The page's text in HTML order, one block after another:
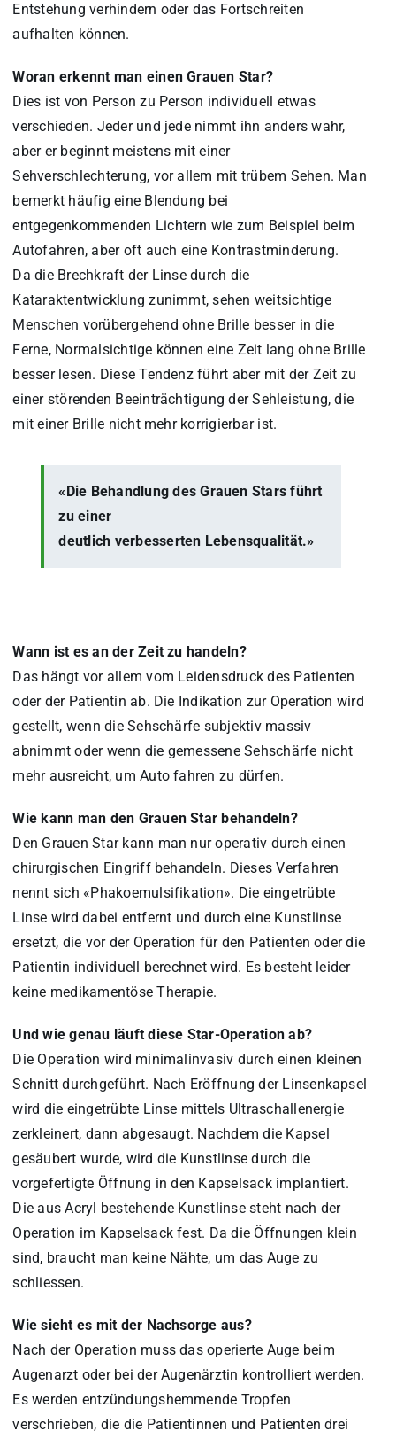
Entstehung verhindern oder das Fortschreiten
aufhalten können.
Woran erkennt man einen Grauen Star?
Dies ist von Person zu Person individuell etwas
verschieden. Jeder und jede nimmt ihn anders wahr,
aber er beginnt meistens mit einer
Sehverschlechterung, vor allem mit trübem Sehen. Man
bemerkt häufig eine Blendung bei
entgegenkommenden Lichtern wie zum Beispiel beim
Autofahren, aber oft auch eine Kontrastminderung.
Da die Brechkraft der Linse durch die
Kataraktentwicklung zunimmt, sehen weitsichtige
Menschen vorübergehend ohne Brille besser in die
Ferne, Normalsichtige können eine Zeit lang ohne Brille
besser lesen. Diese Tendenz führt aber mit der Zeit zu
einer störenden Beeinträchtigung der Sehleistung, die
mit einer Brille nicht mehr korrigierbar ist.
«Die Behandlung des Grauen Stars führt
zu einer
deutlich verbesserten Lebensqualität.»
Wann ist es an der Zeit zu handeln?
Das hängt vor allem vom Leidensdruck des Patienten
oder der Patientin ab. Die Indikation zur Operation wird
gestellt, wenn die Sehschärfe subjektiv massiv
abnimmt oder wenn die gemessene Sehschärfe nicht
mehr ausreicht, um Auto fahren zu dürfen.
Wie kann man den Grauen Star behandeln?
Den Grauen Star kann man nur operativ durch einen
chirurgischen Eingriff behandeln. Dieses Verfahren
nennt sich «Phakoemulsifikation». Die eingetrübte
Linse wird dabei entfernt und durch eine Kunstlinse
ersetzt, die vor der Operation für den Patienten oder die
Patientin individuell berechnet wird. Es besteht leider
keine medikamentöse Therapie.
Und wie genau läuft diese Star-Operation ab?
Die Operation wird minimalinvasiv durch einen kleinen
Schnitt durchgeführt. Nach Eröffnung der Linsenkapsel
wird die eingetrübte Linse mittels Ultraschallenergie
zerkleinert, dann abgesaugt. Nachdem die Kapsel
gesäubert wurde, wird die Kunstlinse durch die
vorgefertigte Öffnung in den Kapselsack implantiert.
Die aus Acryl bestehende Kunstlinse steht nach der
Operation im Kapselsack fest. Da die Öffnungen klein
sind, braucht man keine Nähte, um das Auge zu
schliessen.
Wie sieht es mit der Nachsorge aus?
Nach der Operation muss das operierte Auge beim
Augenarzt oder bei der Augenärztin kontrolliert werden.
Es werden entzündungshemmende Tropfen
verschrieben, die die Patientinnen und Patienten drei